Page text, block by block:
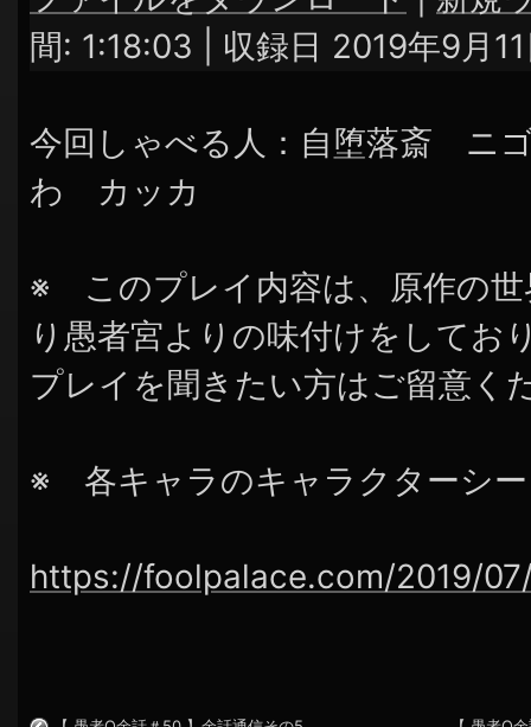
RSS FEED
LINK
間: 1:18:03
収録日 2019年9月
今回しゃべる人：自堕落斎
わ カッカ
※ このプレイ内容は、原作の
り愚者宮よりの味付けをしてお
プレイを聞きたい方はご留意く
※ 各キャラのキャラクターシ
https://foolpalace.com/2019/